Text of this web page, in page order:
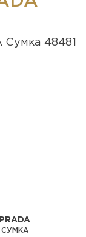
PRADA
СУМКА